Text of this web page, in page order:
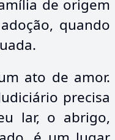
de origem
quando
ato de amor.
precisa
lar, o abrigo,